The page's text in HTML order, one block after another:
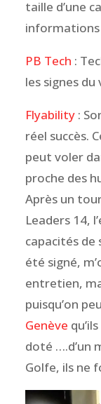
taille d’une
informations
PB Tech :
les signes
Flyability:
réel succès.
peut voler
proche des
Après un
Leaders 14,
capacités de
été signé,
entretien,
puisqu’on
Genève
doté ….d’un
Golfe, ils ne